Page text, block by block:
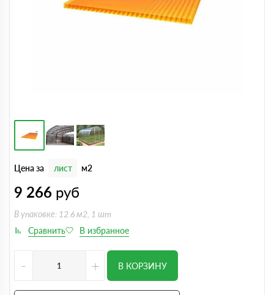
Цена за лист м2
9 266 руб
В упаковке: 12.6 м2, 1 шт
- + В КОРЗИНУ